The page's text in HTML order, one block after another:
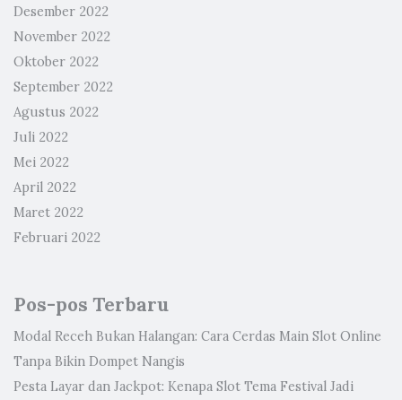
Desember 2022
November 2022
Oktober 2022
September 2022
Agustus 2022
Juli 2022
Mei 2022
April 2022
Maret 2022
Februari 2022
Pos-pos Terbaru
Modal Receh Bukan Halangan: Cara Cerdas Main Slot Online
Tanpa Bikin Dompet Nangis
Pesta Layar dan Jackpot: Kenapa Slot Tema Festival Jadi